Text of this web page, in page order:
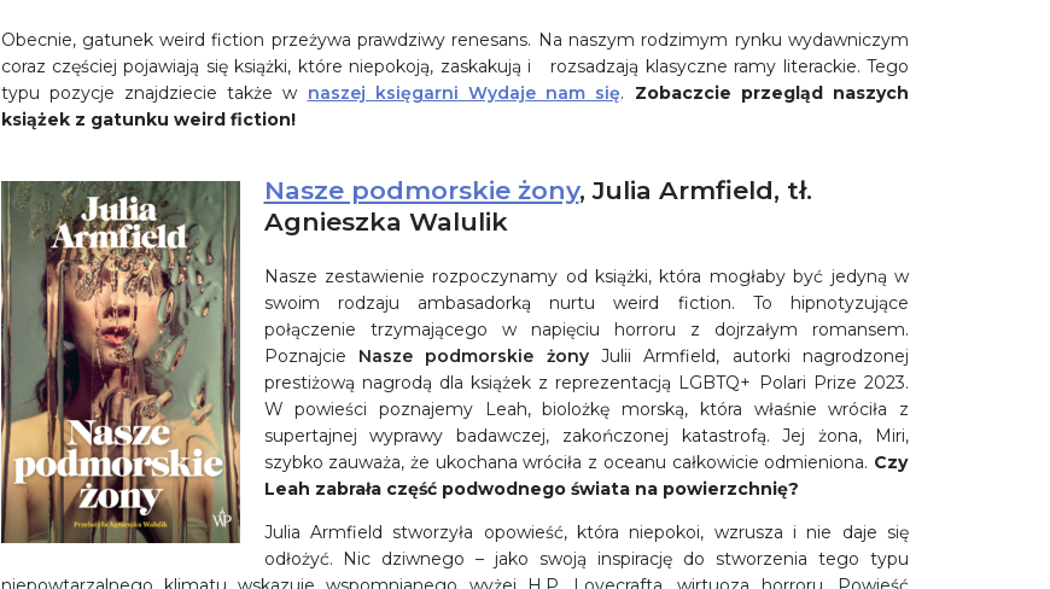
Obecnie, gatunek weird fiction przeżywa prawdziwy renesans. Na naszym rodzimym rynku wydawniczym
coraz częściej pojawiają się książki, które niepokoją, zaskakują i rozsadzają klasyczne ramy literackie. Tego
typu pozycje znajdziecie także w naszej księgarni Wydaje nam się. Zobaczcie przegląd naszych
książek z gatunku weird fiction!
Nasze podmorskie żony, Julia Armfield, tł.
Agnieszka Walulik
Nasze zestawienie rozpoczynamy od książki, która mogłaby być jedyną w
swoim rodzaju ambasadorką nurtu weird fiction. To hipnotyzujące
połączenie trzymającego w napięciu horroru z dojrzałym romansem.
Poznajcie Nasze podmorskie żonyJulii Armfield, autorki nagrodzonej
prestiżową nagrodą dla książek z reprezentacją LGBTQ+ Polari Prize 2023.
W powieści poznajemy Leah, biolożkę morską, która właśnie wróciła z
supertajnej wyprawy badawczej, zakończonej katastrofą. Jej żona, Miri,
szybko zauważa, że ukochana wróciła z oceanu całkowicie odmieniona. Czy
Leah zabrała część podwodnego świata na powierzchnię?
Julia Armfield stworzyła opowieść, która niepokoi, wzrusza i nie daje się
odłożyć. Nic dziwnego – jako swoją inspirację do stworzenia tego typu